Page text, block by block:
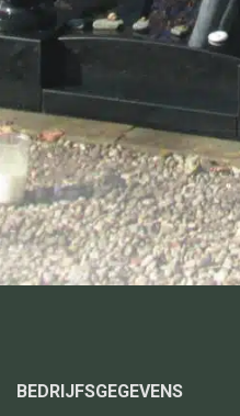
BEDRIJFSGEGEVENS